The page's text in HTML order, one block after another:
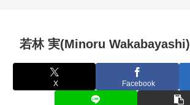
若林 実(Minoru Wakabayashi)
X Facebook